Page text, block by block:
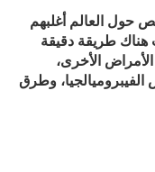
حول العالم أغلبهم
هناك طريقة دقيقة
الأخرى،
وطرق